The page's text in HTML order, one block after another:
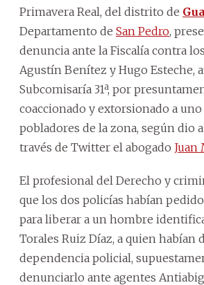
Primavera Real, del distrito de
Departamento de San Pedro,
denuncia ante la Fiscalía contra
Agustín Benítez y Hugo Esteche,
Subcomisaría 31ª, por
coaccionado y extorsionado a uno
pobladores de la zona, según dio
través de Twitter el abogado Juan
El profesional del Derecho y
que los dos policías habían
para liberar a un hombre
Torales Ruiz Díaz, a quien habían
dependencia policial,
denunciarlo ante agentes